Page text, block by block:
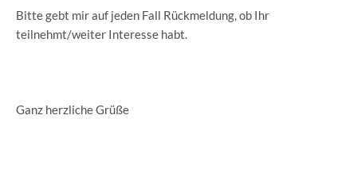
Bitte gebt mir auf jeden Fall Rückmeldung, ob Ihr
teilnehmt/weiter Interesse habt.
Ganz herzliche Grüße